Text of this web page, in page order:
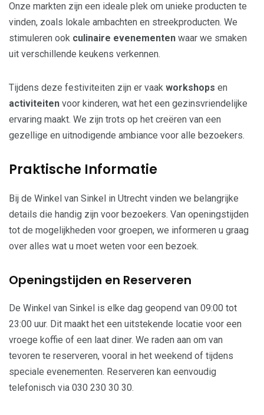
Onze markten zijn een ideale plek om unieke producten te
vinden, zoals lokale ambachten en streekproducten. We
stimuleren ook culinaire evenementen waar we smaken
uit verschillende keukens verkennen.
Tijdens deze festiviteiten zijn er vaak workshops en
activiteiten voor kinderen, wat het een gezinsvriendelijke
ervaring maakt. We zijn trots op het creëren van een
gezellige en uitnodigende ambiance voor alle bezoekers.
Praktische Informatie
Bij de Winkel van Sinkel in Utrecht vinden we belangrijke
details die handig zijn voor bezoekers. Van openingstijden
tot de mogelijkheden voor groepen, we informeren u graag
over alles wat u moet weten voor een bezoek.
Openingstijden en Reserveren
De Winkel van Sinkel is elke dag geopend van 09:00 tot
23:00 uur. Dit maakt het een uitstekende locatie voor een
vroege koffie of een laat diner. We raden aan om van
tevoren te reserveren, vooral in het weekend of tijdens
speciale evenementen. Reserveren kan eenvoudig
telefonisch via 030 230 30 30.